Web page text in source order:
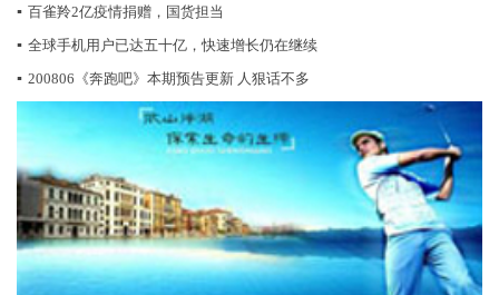
▪ 百雀羚2亿疫情捐赠，国货担当
▪ 全球手机用户已达五十亿，快速增长仍在继续
▪ 200806《奔跑吧》本期预告更新 人狠话不多